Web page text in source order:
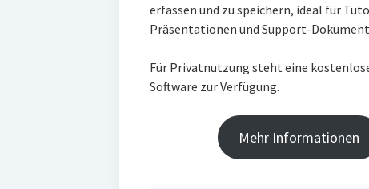
erfassen und zu speichern, ideal für
Präsentationen und Support-
Für Privatnutzung steht eine
Software zur Verfügung.
Mehr Informationen